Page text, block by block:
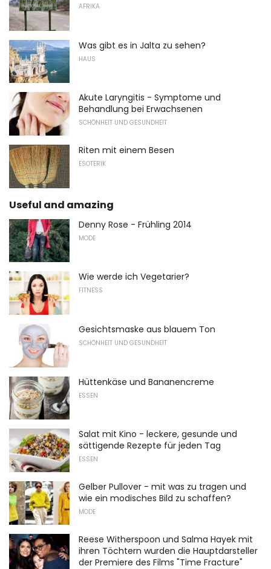
AFRIKA
Was gibt es in Jalta zu sehen?
HAUS
Akute Laryngitis - Symptome und
Behandlung bei Erwachsenen
SCHÖNHEIT UND GESUNDHEIT
Riten mit einem Besen
ESOTERIK
Useful and amazing
Denny Rose - Frühling 2014
MODE
Wie werde ich Vegetarier?
FITNESS
Gesichtsmaske aus blauem Ton
SCHÖNHEIT UND GESUNDHEIT
Hüttenkäse und Bananencreme
ESSEN
Salat mit Kino - leckere, gesunde und
sättigende Rezepte für jeden Tag
ESSEN
Gelber Pullover - mit was zu tragen und
wie ein modisches Bild zu schaffen?
MODE
Reese Witherspoon und Salma Hayek mit
ihren Töchtern wurden die Hauptdarsteller
der Premiere des Films "Time Fracture"